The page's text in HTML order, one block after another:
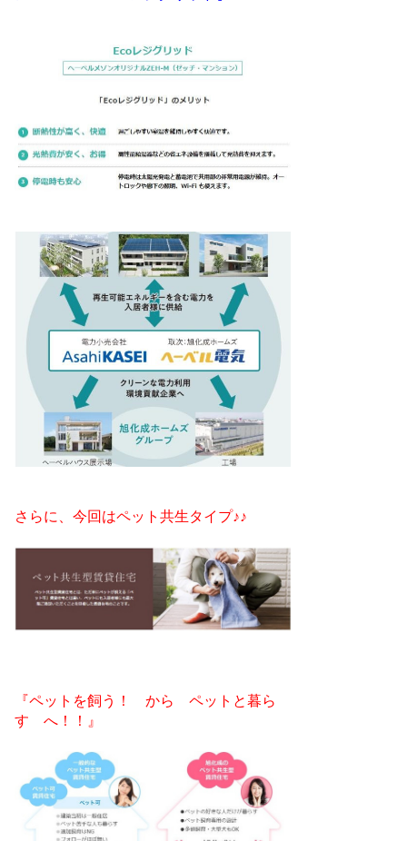
さらに、今回はペット共生タイプ♪♪
『ペットを飼う！ から ペットと暮ら
す へ！！』